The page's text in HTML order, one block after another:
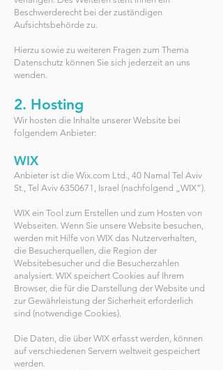
Beschwerderecht bei der zuständigen
Aufsichtsbehörde zu.
Hierzu sowie zu weiteren Fragen zum Thema
Datenschutz können Sie sich jederzeit an uns
wenden.
2. Hosting
Wir hosten die Inhalte unserer Website bei
folgendem Anbieter:
WIX
Anbieter ist die Wix.com Ltd., 40 Namal Tel Aviv
St., Tel Aviv 6350671 , Israel (nachfolgend „WIX“).
WIX ein Tool zum Erstellen und zum Hosten von
Webseiten. Wenn Sie unsere Website besuchen,
werden mit Hilfe von WIX das Nutzerverhalten,
die Besucherquellen, die Region der
Websitebesucher und die Besucherzahlen
analysiert. WIX speichert Cookies auf Ihrem
Browser, die für die Darstellung der Website und
zur Gewährleistung der Sicherheit erforderlich
sind (notwendige Cookies).
Die Daten, die über WIX erfasst werden, können
auf verschiedenen Servern weltweit gespeichert
werden.